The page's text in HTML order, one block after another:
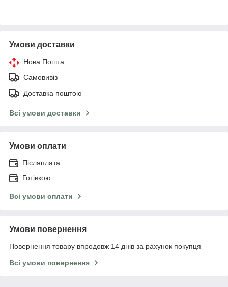
Умови доставки
Нова Пошта
Самовивіз
Доставка поштою
Всі умови доставки
Умови оплати
Післяплата
Готівкою
Всі умови оплати
Умови повернення
Повернення товару впродовж 14 днів за рахунок покупця
Всі умови повернення